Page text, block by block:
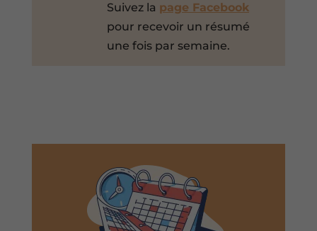
Suivez la page Facebook
pour recevoir un résumé
une fois par semaine.